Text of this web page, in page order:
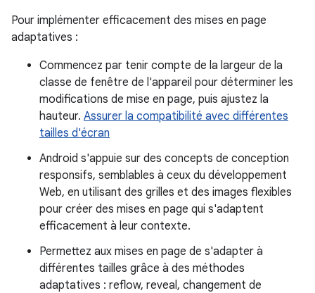
Pour implémenter efficacement des mises en page
adaptatives :
Commencez par tenir compte de la largeur de la
classe de fenêtre de l'appareil pour déterminer les
modifications de mise en page, puis ajustez la
hauteur. Assurer la compatibilité avec différentes
tailles d'écran
Android s'appuie sur des concepts de conception
responsifs, semblables à ceux du développement
Web, en utilisant des grilles et des images flexibles
pour créer des mises en page qui s'adaptent
efficacement à leur contexte.
Permettez aux mises en page de s'adapter à
différentes tailles grâce à des méthodes
adaptatives : reflow, reveal, changement de